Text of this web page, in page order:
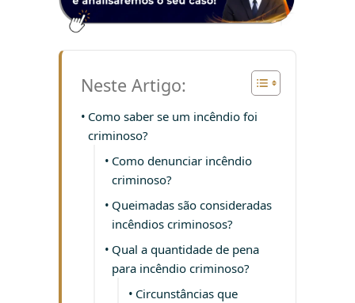
Neste Artigo:
Como saber se um incêndio foi
criminoso?
Como denunciar incêndio
criminoso?
Queimadas são consideradas
incêndios criminosos?
Qual a quantidade de pena
para incêndio criminoso?
Circunstâncias que